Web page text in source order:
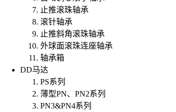
止推滚珠轴承
滚针轴承
止推斜角滚珠轴承
外球面滚珠连座轴承
轴承箱
DD马达
PS系列
薄型PN、PN2系列
PN3&PN4系列